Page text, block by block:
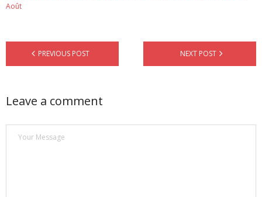
Août
PREVIOUS POST NEXT POST
Leave a comment